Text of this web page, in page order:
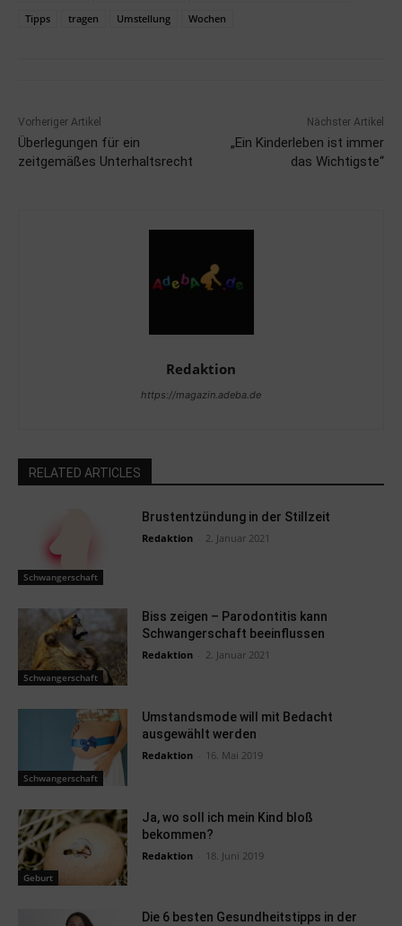
Tipps tragen Umstellung Wochen
Vorheriger Artikel
Überlegungen für ein
zeitgemäßes Unterhaltsrecht
Nächster Artikel
„Ein Kinderleben ist immer
das Wichtigste“
Redaktion
https://magazin.adeba.de
RELATED ARTICLES
Schwangerschaft
Brustentzündung in der Stillzeit
Redaktion 2. Januar 2021
Schwangerschaft
Biss zeigen – Parodontitis kann
Schwangerschaft beeinflussen
Redaktion 2. Januar 2021
Schwangerschaft
Umstandsmode will mit Bedacht
ausgewählt werden
Redaktion 16. Mai 2019
Geburt
Ja, wo soll ich mein Kind bloß
bekommen?
Redaktion 18. Juni 2019
Die 6 besten Gesundheitstipps in der